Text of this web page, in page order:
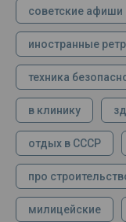
советские афиши
иностранные
техника
в клинику
отдых в СССР
про
милицейские